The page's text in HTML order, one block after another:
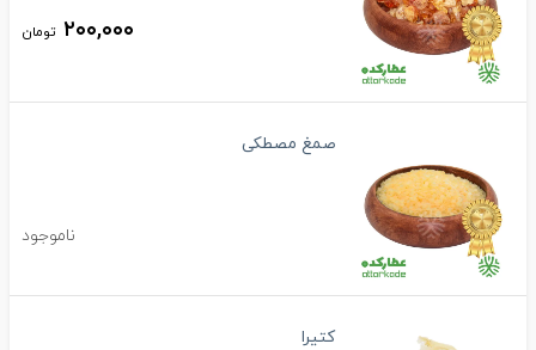
۲۰۰,۰۰۰ تومان
صمغ مصطکی
ناموجود
کتیرا